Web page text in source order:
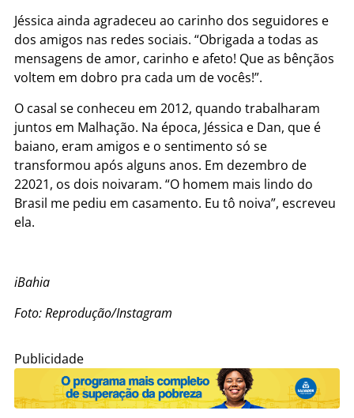
Jéssica ainda agradeceu ao carinho dos seguidores e
dos amigos nas redes sociais. “Obrigada a todas as
mensagens de amor, carinho e afeto! Que as bênçãos
voltem em dobro pra cada um de vocês!”.
O casal se conheceu em 2012, quando trabalharam
juntos em Malhação. Na época, Jéssica e Dan, que é
baiano, eram amigos e o sentimento só se
transformou após alguns anos. Em dezembro de
22021, os dois noivaram. “O homem mais lindo do
Brasil me pediu em casamento. Eu tô noiva”, escreveu
ela.
iBahia
Foto: Reprodução/Instagram
Publicidade